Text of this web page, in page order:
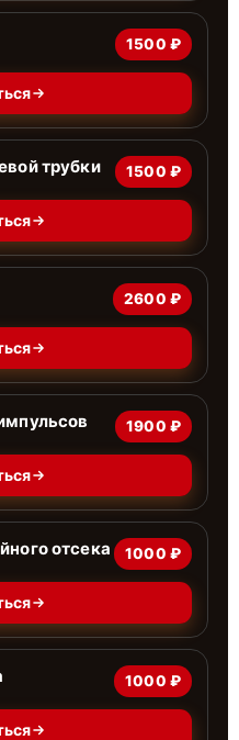
1500 ₽
трубки 1500 ₽
2600 ₽
1900 ₽
отсека 1000 ₽
1000 ₽